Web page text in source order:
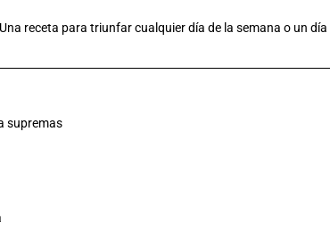
receta para triunfar cualquier día de la semana o un
supremas